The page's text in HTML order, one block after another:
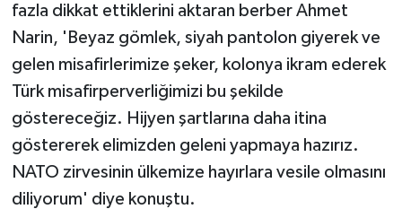
fazla dikkat ettiklerini aktaran berber Ahmet
Narin, 'Beyaz gömlek, siyah pantolon giyerek ve
gelen misafirlerimize şeker, kolonya ikram ederek
Türk misafirperverliğimizi bu şekilde
göstereceğiz. Hijyen şartlarına daha itina
göstererek elimizden geleni yapmaya hazırız.
NATO zirvesinin ülkemize hayırlara vesile olmasını
diliyorum' diye konuştu.